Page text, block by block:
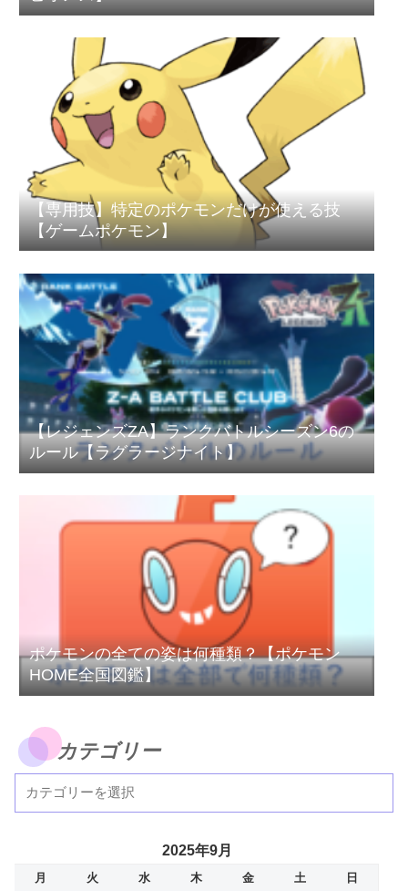
【専用技】特定のポケモンだけが使える技
【ゲームポケモン】
【レジェンズZA】ランクバトルシーズン6の
ルール【ラグラージナイト】
ポケモンの全ての姿は何種類？【ポケモン
HOME全国図鑑】
カテゴリー
2025年9月
月 火 水 木 金 土
日